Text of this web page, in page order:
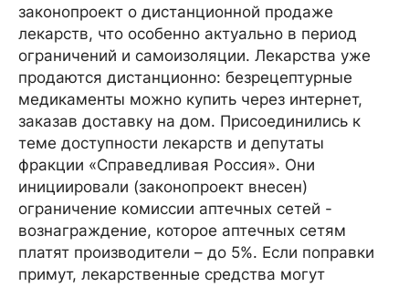
законопроект о дистанционной продаже
лекарств, что особенно актуально в период
ограничений и самоизоляции. Лекарства уже
продаются дистанционно: безрецептурные
медикаменты можно купить через интернет,
заказав доставку на дом. Присоединились к
теме доступности лекарств и депутаты
фракции «Справедливая Россия». Они
инициировали (законопроект внесен)
ограничение комиссии аптечных сетей -
вознаграждение, которое аптечных сетям
платят производители – до 5%. Если поправки
примут, лекарственные средства могут